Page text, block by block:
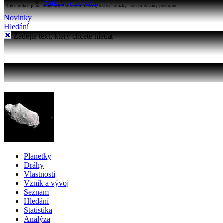
Katalogy objektů
Tato funkce je na stránkách Astronomia nová, testové otázky jsou přidávány postupně...
Novinky
Hledání
Zadejte text, který chcete hledat
Planetky
Dráhy
Vlastnosti
Vznik a vývoj
Seznam
Hledání
Statistika
Analýza